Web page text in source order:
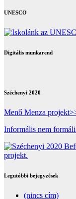
UNESCO
Digitális munkarend
Széchenyi 2020
Menő Menza
Informális nem
Legutóbbi bejegyzések
(nincs cím)